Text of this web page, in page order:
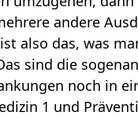
andere
also das, was
sind die
noch in
1 und